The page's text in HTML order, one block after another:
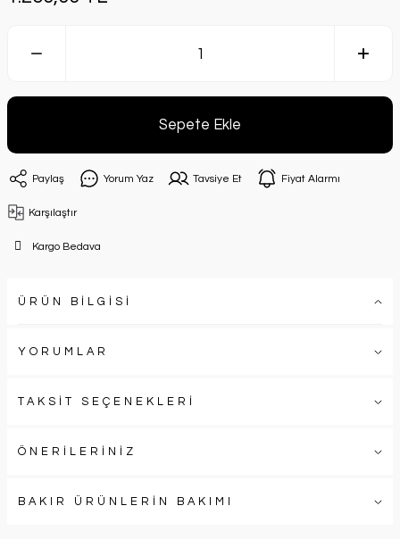
Sepete Ekle
Paylaş Yorum Yaz Tavsiye Et Fiyat Alarmı
Karşılaştır
Kargo Bedava
ÜRÜN BİLGİSİ
YORUMLAR
TAKSİT SEÇENEKLERİ
ÖNERİLERİNİZ
BAKIR ÜRÜNLERİN BAKIMI